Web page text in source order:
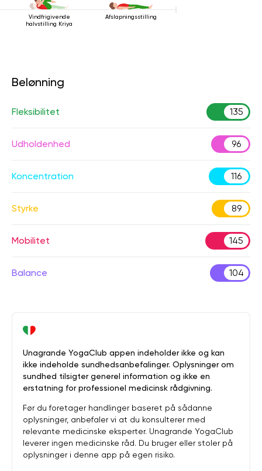
Vindfrigivende
halvstilling Kriya
Afslapningsstilling
Belønning
Fleksibilitet 135
Udholdenhed 96
Koncentration 116
Styrke 89
Mobilitet 145
Balance 104
Unagrande YogaClub appen indeholder ikke og kan
ikke indeholde sundhedsanbefalinger. Oplysninger om
sundhed tilsigter generel information og ikke en
erstatning for professionel medicinsk rådgivning.
Før du foretager handlinger baseret på sådanne
oplysninger, anbefaler vi at du konsulterer med
relevante medicinske eksperter. Unagrande YogaClub
leverer ingen medicinske råd. Du bruger eller stoler på
oplysninger i denne app på egen risiko.